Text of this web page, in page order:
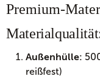
Premium-
Außenhülle:
reißfest)